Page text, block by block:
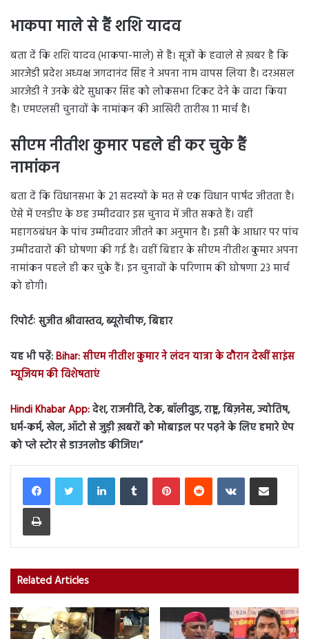
भाकपा माले से हैं शशि यादव
बता दें कि शशि यादव (भाकपा-माले) से हैं। सूत्रों के हवाले से ख़बर है कि
आरजेडी प्रदेश अध्यक्ष जगदानंद सिंह ने अपना नाम वापस लिया है। दरअसल
आरजेडी ने उनके बेटे सुधाकर सिंह को लोकसभा टिकट देने के वादा किया
है। एमएलसी चुनावों के नामांकन की आखिरी तारीख 11 मार्च है।
सीएम नीतीश कुमार पहले ही कर चुके हैं
नामांकन
बता दें कि विधानसभा के 21 सदस्यों के मत से एक विधान पार्षद जीतता है।
ऐसे में एनडीए के छह उम्मीदवार इस चुनाव में जीत सकते हैं। वहीं
महागठबंधन के पांच उम्मीदवार जीतने का अनुमान है। इसी के आधार पर पांच
उम्मीदवारों की घोषणा की गई है। वहीं बिहार के सीएम नीतीश कुमार अपना
नामांकन पहले ही कर चुके हैं। इन चुनावों के परिणाम की घोषणा 23 मार्च
को होगी।
रिपोर्टः सुजीत श्रीवास्तव, ब्यूरोचीफ, बिहार
यह भी पढ़ें:Bihar: सीएम नीतीश कुमार ने लंदन यात्रा के दौरान देखीं साइंस
म्यूजियम की विशेषताएं
Hindi Khabar App:देश, राजनीति, टेक, बॉलीवुड, राष्ट्र, बिज़नेस, ज्योतिष,
धर्म-कर्म, खेल, ऑटो से जुड़ी ख़बरों को मोबाइल पर पढ़ने के लिए हमारे ऐप
को प्ले स्टोर से डाउनलोड कीजिए।”
LinkedInTumblr PinterestReddit VKontakteShare via Email
Print
Related Articles